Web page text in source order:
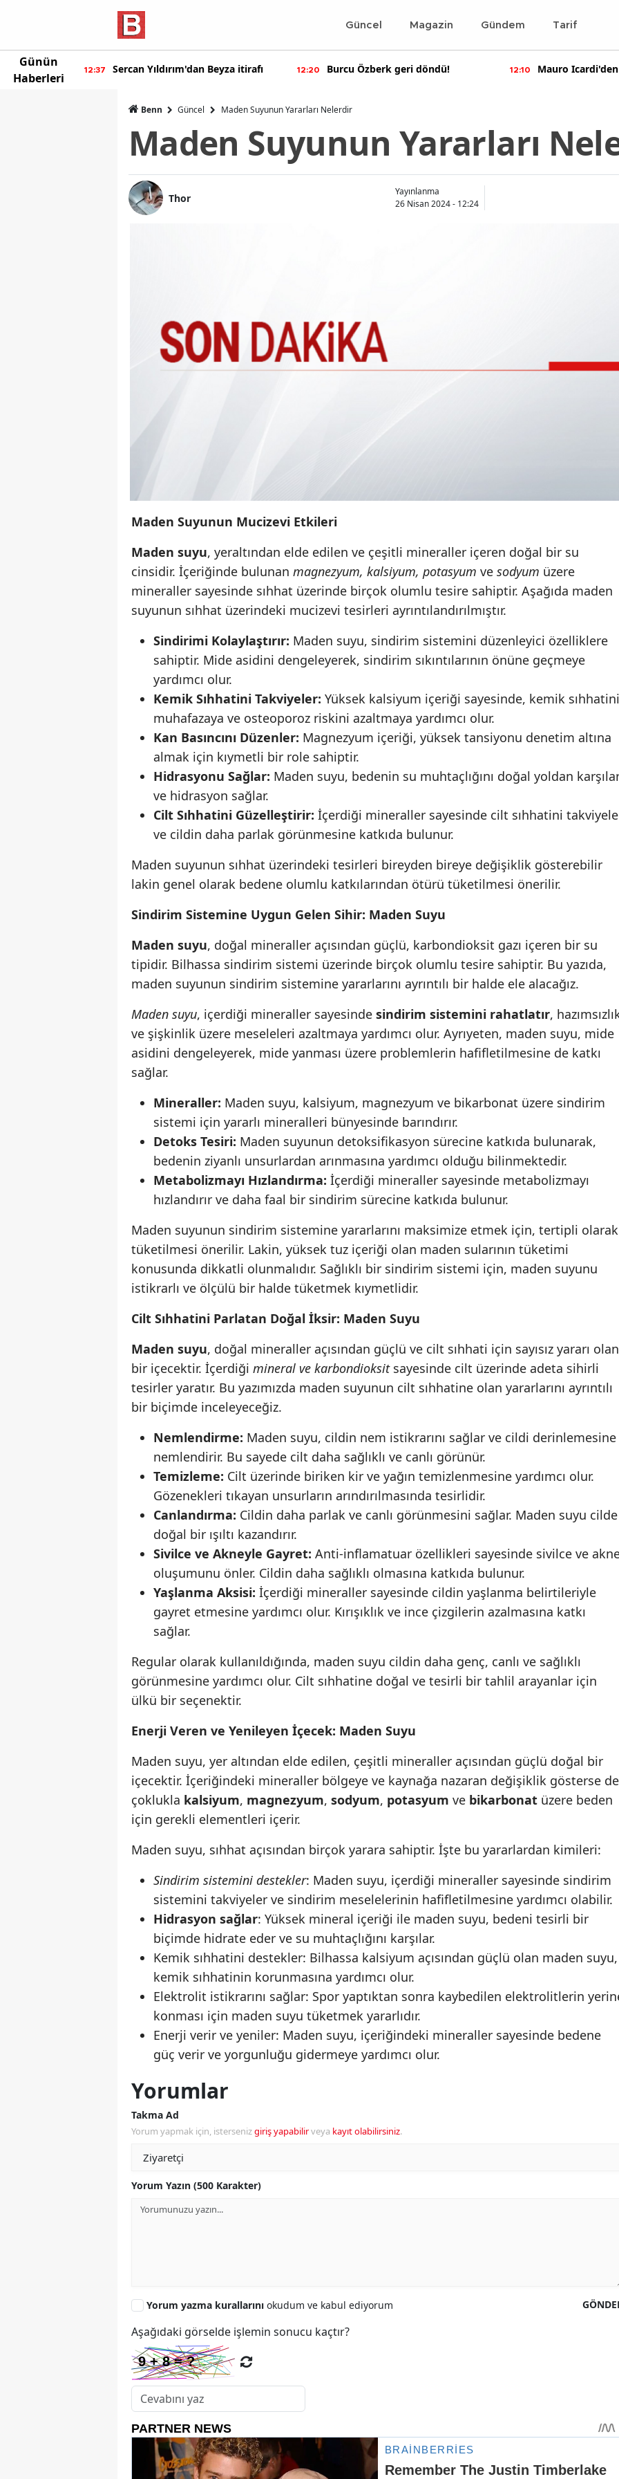
Güncel Magazin Gündem Tarif
Günün
Haberleri
yeni 12:37 Sercan Yıldırım'dan Beyza itirafı 12:20 Burcu Özberk geri döndü! 12:10
Mauro
Benn Güncel Maden Suyunun Yararları Nelerdir
Maden Suyunun Yararları
Thor
Yayınlanma
26 Nisan 2024 - 12:24
Maden Suyunun Mucizevi Etkileri
Maden suyu, yeraltından elde edilen ve çeşitli mineraller içeren doğal bir su
cinsidir. İçeriğinde bulunan magnezyum, kalsiyum, potasyum ve sodyum üzere
mineraller sayesinde sıhhat üzerinde birçok olumlu tesire sahiptir. Aşağıda maden
suyunun sıhhat üzerindeki mucizevi tesirleri ayrıntılandırılmıştır.
Sindirimi Kolaylaştırır: Maden suyu, sindirim sistemini düzenleyici özelliklere
sahiptir. Mide asidini dengeleyerek, sindirim sıkıntılarının önüne geçmeye
yardımcı olur.
Kemik Sıhhatini Takviyeler: Yüksek kalsiyum içeriği sayesinde, kemik sıhhatini
muhafazaya ve osteoporoz riskini azaltmaya yardımcı olur.
Kan Basıncını Düzenler: Magnezyum içeriği, yüksek tansiyonu denetim altına
almak için kıymetli bir role sahiptir.
Hidrasyonu Sağlar: Maden suyu, bedenin su muhtaçlığını doğal yoldan
ve hidrasyon sağlar.
Cilt Sıhhatini Güzelleştirir: İçerdiği mineraller sayesinde cilt sıhhatini
ve cildin daha parlak görünmesine katkıda bulunur.
Maden suyunun sıhhat üzerindeki tesirleri bireyden bireye değişiklik gösterebilir
lakin genel olarak bedene olumlu katkılarından ötürü tüketilmesi önerilir.
Sindirim Sistemine Uygun Gelen Sihir: Maden Suyu
Maden suyu, doğal mineraller açısından güçlü, karbondioksit gazı içeren bir su
tipidir. Bilhassa sindirim sistemi üzerinde birçok olumlu tesire sahiptir. Bu yazıda,
maden suyunun sindirim sistemine yararlarını ayrıntılı bir halde ele alacağız.
Maden suyu, içerdiği mineraller sayesinde sindirim sistemini rahatlatır,
ve şişkinlik üzere meseleleri azaltmaya yardımcı olur. Ayrıyeten, maden suyu, mide
asidini dengeleyerek, mide yanması üzere problemlerin hafifletilmesine de katkı
sağlar.
Mineraller: Maden suyu, kalsiyum, magnezyum ve bikarbonat üzere sindirim
sistemi için yararlı mineralleri bünyesinde barındırır.
Detoks Tesiri: Maden suyunun detoksifikasyon sürecine katkıda bulunarak,
bedenin ziyanlı unsurlardan arınmasına yardımcı olduğu bilinmektedir.
Metabolizmayı Hızlandırma: İçerdiği mineraller sayesinde metabolizmayı
hızlandırır ve daha faal bir sindirim sürecine katkıda bulunur.
Maden suyunun sindirim sistemine yararlarını maksimize etmek için, tertipli olarak
tüketilmesi önerilir. Lakin, yüksek tuz içeriği olan maden sularının tüketimi
konusunda dikkatli olunmalıdır. Sağlıklı bir sindirim sistemi için, maden suyunu
istikrarlı ve ölçülü bir halde tüketmek kıymetlidir.
Cilt Sıhhatini Parlatan Doğal İksir: Maden Suyu
Maden suyu, doğal mineraller açısından güçlü ve cilt sıhhati için sayısız yararı olan
bir içecektir. İçerdiği mineral ve karbondioksitsayesinde cilt üzerinde adeta sihirli
tesirler yaratır. Bu yazımızda maden suyunun cilt sıhhatine olan yararlarını ayrıntılı
bir biçimde inceleyeceğiz.
Nemlendirme: Maden suyu, cildin nem istikrarını sağlar ve cildi derinlemesine
nemlendirir. Bu sayede cilt daha sağlıklı ve canlı görünür.
Temizleme: Cilt üzerinde biriken kir ve yağın temizlenmesine yardımcı olur.
Gözenekleri tıkayan unsurların arındırılmasında tesirlidir.
Canlandırma: Cildin daha parlak ve canlı görünmesini sağlar. Maden suyu cilde
doğal bir ışıltı kazandırır.
Sivilce ve Akneyle Gayret: Anti-inflamatuar özellikleri sayesinde sivilce ve
oluşumunu önler. Cildin daha sağlıklı olmasına katkıda bulunur.
Yaşlanma Aksisi: İçerdiği mineraller sayesinde cildin yaşlanma belirtileriyle
gayret etmesine yardımcı olur. Kırışıklık ve ince çizgilerin azalmasına katkı
sağlar.
Regular olarak kullanıldığında, maden suyu cildin daha genç, canlı ve sağlıklı
görünmesine yardımcı olur. Cilt sıhhatine doğal ve tesirli bir tahlil arayanlar için
ülkü bir seçenektir.
Enerji Veren ve Yenileyen İçecek: Maden Suyu
Maden suyu, yer altından elde edilen, çeşitli mineraller açısından güçlü doğal bir
içecektir. İçeriğindeki mineraller bölgeye ve kaynağa nazaran değişiklik gösterse de
çoklukla kalsiyum, magnezyum, sodyum, potasyum ve bikarbonat üzere beden
için gerekli elementleri içerir.
Maden suyu, sıhhat açısından birçok yarara sahiptir. İşte bu yararlardan kimileri:
Sindirim sistemini destekler: Maden suyu, içerdiği mineraller sayesinde sindirim
sistemini takviyeler ve sindirim meselelerinin hafifletilmesine yardımcı olabilir.
Hidrasyon sağlar: Yüksek mineral içeriği ile maden suyu, bedeni tesirli bir
biçimde hidrate eder ve su muhtaçlığını karşılar.
Kemik sıhhatini destekler: Bilhassa kalsiyum açısından güçlü olan maden suyu,
kemik sıhhatinin korunmasına yardımcı olur.
Elektrolit istikrarını sağlar: Spor yaptıktan sonra kaybedilen elektrolitlerin
konması için maden suyu tüketmek yararlıdır.
Enerji verir ve yeniler: Maden suyu, içeriğindeki mineraller sayesinde bedene
güç verir ve yorgunluğu gidermeye yardımcı olur.
Yorumlar
Takma Ad
Yorum yapmak için, istersenizgiriş yapabilirveya kayıt olabilirsiniz.
Yorum Yazın (500 Karakter)
Yorum yazma kurallarını okudum ve kabul ediyorum
Aşağıdaki görselde işlemin sonucu kaçtır?